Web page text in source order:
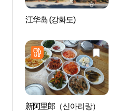
江华岛 (강화도)
新阿里郎（신아리랑）